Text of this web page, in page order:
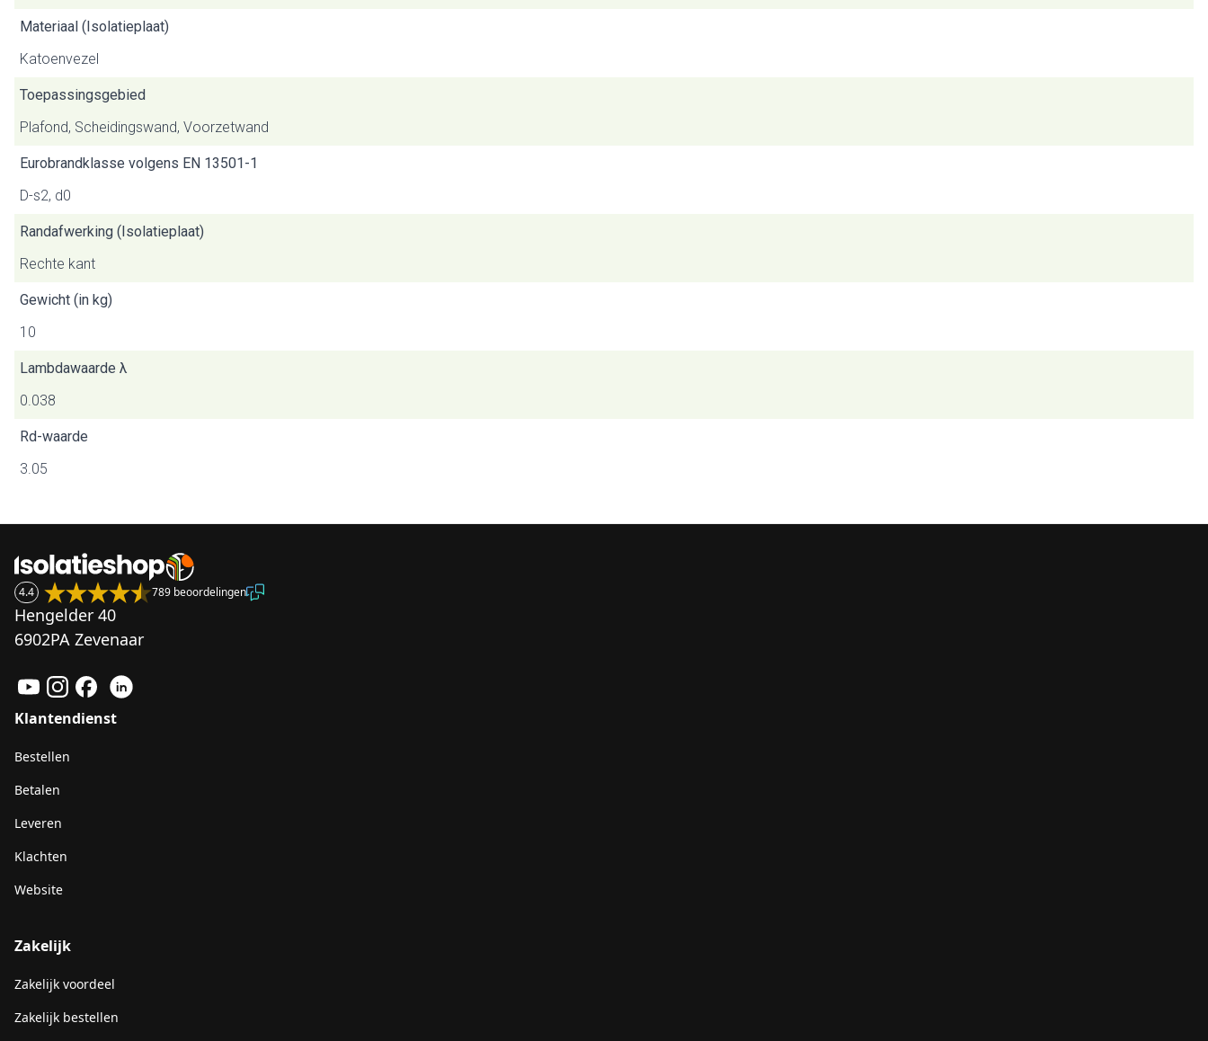
Materiaal (Isolatieplaat)
Katoenvezel
Toepassingsgebied
Plafond, Scheidingswand, Voorzetwand
Eurobrandklasse volgens EN 13501-1
D-s2, d0
Randafwerking (Isolatieplaat)
Rechte kant
Gewicht (in kg)
10
Lambdawaarde λ
0.038
Rd-waarde
3.05
4.4 789 beoordelingen
Hengelder 40
6902PA Zevenaar
Klantendienst
Bestellen
Betalen
Leveren
Klachten
Website
Zakelijk
Zakelijk voordeel
Zakelijk bestellen